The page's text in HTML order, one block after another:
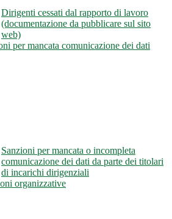
Dirigenti cessati dal rapporto di lavoro
(documentazione da pubblicare sul sito
web)
per mancata comunicazione dei dati
Sanzioni per mancata o incompleta
comunicazione dei dati da parte dei titolari
di incarichi dirigenziali
organizzative